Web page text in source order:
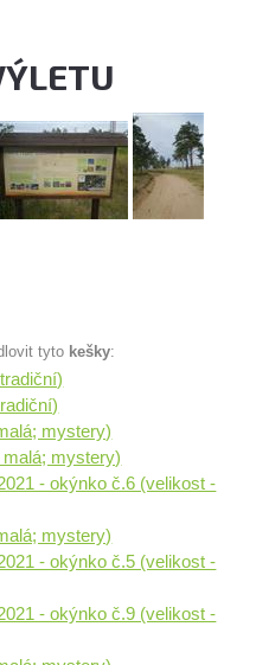
tyto kešky:
mystery)
mystery)
- okýnko č.6 (velikost -
mystery)
- okýnko č.5 (velikost -
- okýnko č.9 (velikost -